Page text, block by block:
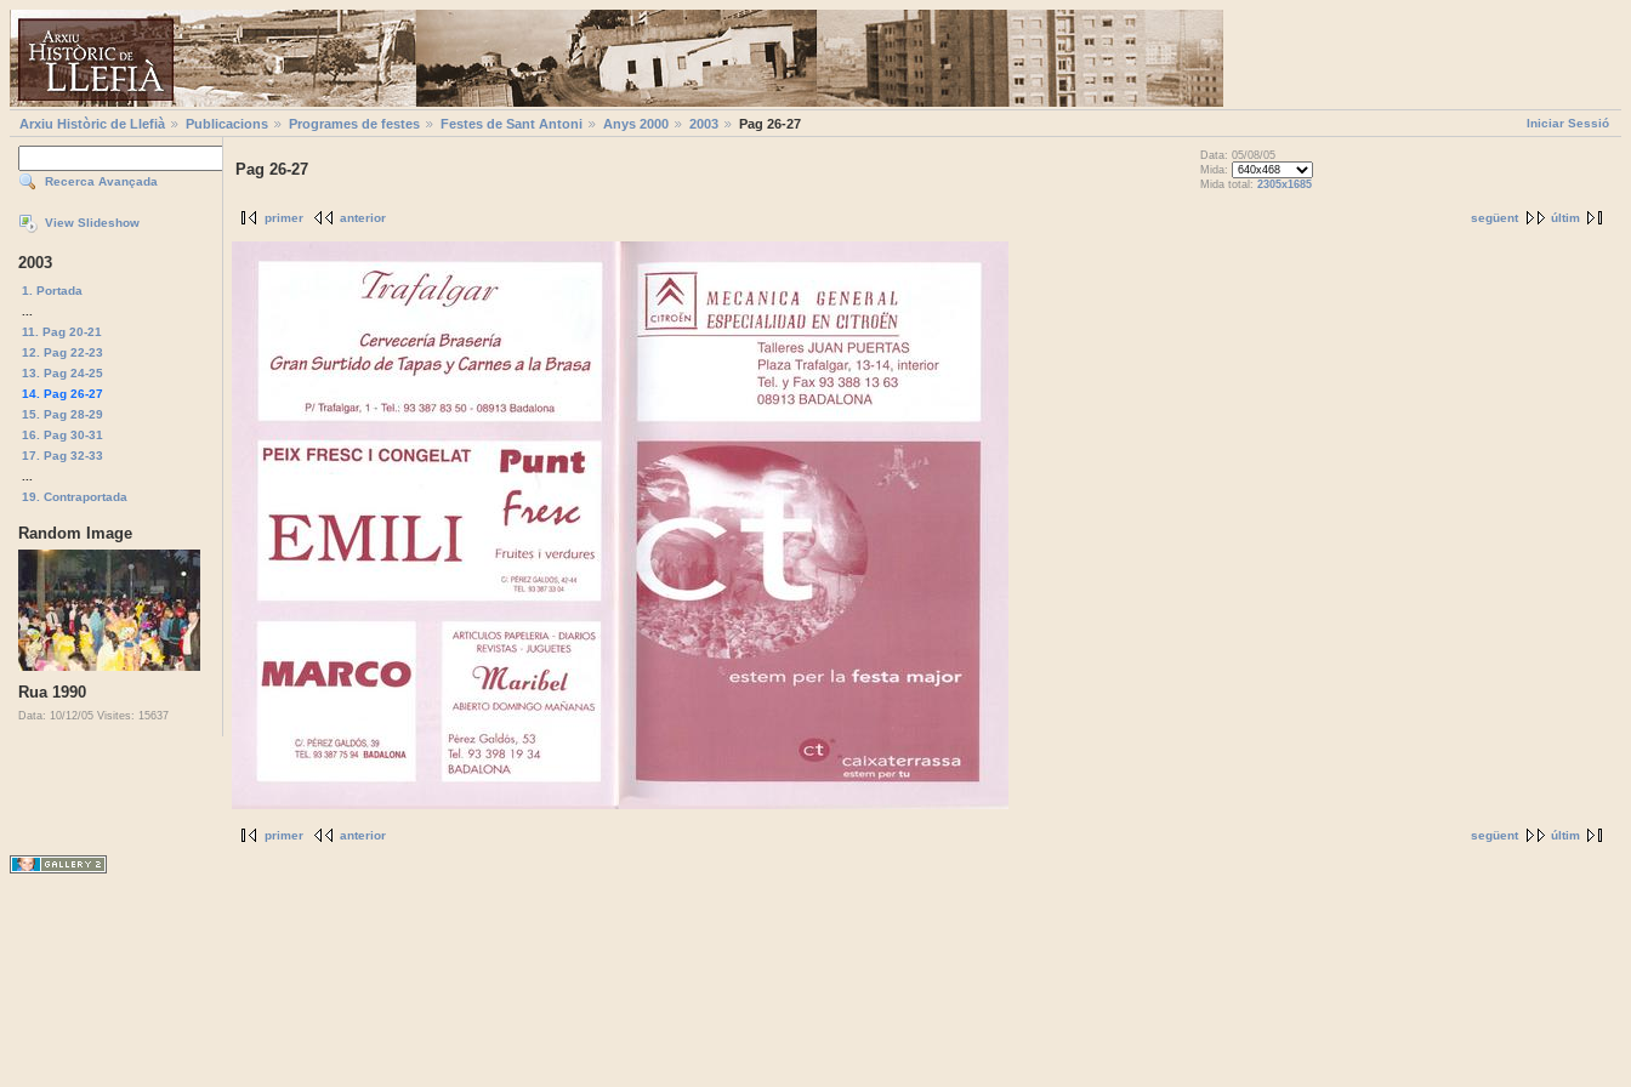
Iniciar Sessió
Arxiu Històric de Llefià Publicacions Programes de festes Festes de Sant Antoni Anys 2000 2003 Pag 26-27
Recerca Avançada
View Slideshow
2003
1. Portada
11. Pag 20-21
12. Pag 22-23
13. Pag 24-25
14. Pag 26-27
15. Pag 28-29
16. Pag 30-31
17. Pag 32-33
19. Contraportada
Random Image
Rua 1990
Data: 10/12/05 Visites: 15637
Pag 26-27
Data: 05/08/05
Mida:
Mida total: 2305x1685
següent últim
primer anterior
següent últim
primer anterior